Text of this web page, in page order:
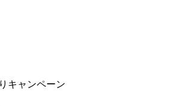
キャンペーン